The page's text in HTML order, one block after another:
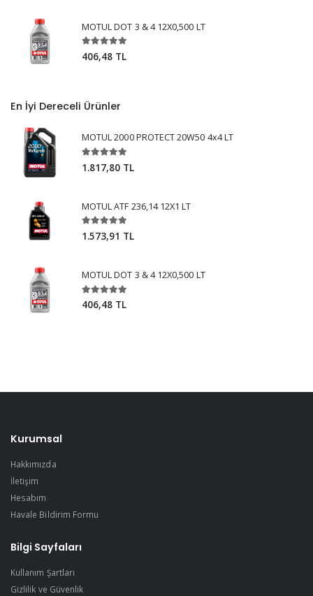
MOTUL DOT 3 & 4 12X0,500 LT
406,48 TL
En İyi Dereceli Ürünler
MOTUL 2000 PROTECT 20W50 4x4 LT
1.817,80 TL
MOTUL ATF 236,14 12X1 LT
1.573,91 TL
MOTUL DOT 3 & 4 12X0,500 LT
406,48 TL
Kurumsal
Hakkımızda
İletişim
Hesabım
Havale Bildirim Formu
Bilgi Sayfaları
Kullanım Şartları
Gizlilik ve Güvenlik